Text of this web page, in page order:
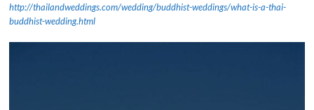
http://thailandweddings.com/wedding/buddhist-weddings/what-is-a-thai-
buddhist-wedding.html